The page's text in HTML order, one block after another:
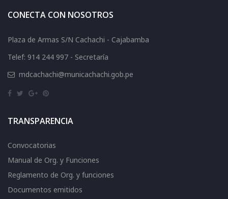
CONECTA CON NOSOTROS
Plaza de Armas S/N Cachachi - Cajabamba
Telef: 914 244 997 - Secretaría
mdcachachi@municachachi.gob.pe
TRANSPARENCIA
Convocatorias
Manual de Org. y Funciones
Reglamento de Org. y funciones
Documentos emitidos